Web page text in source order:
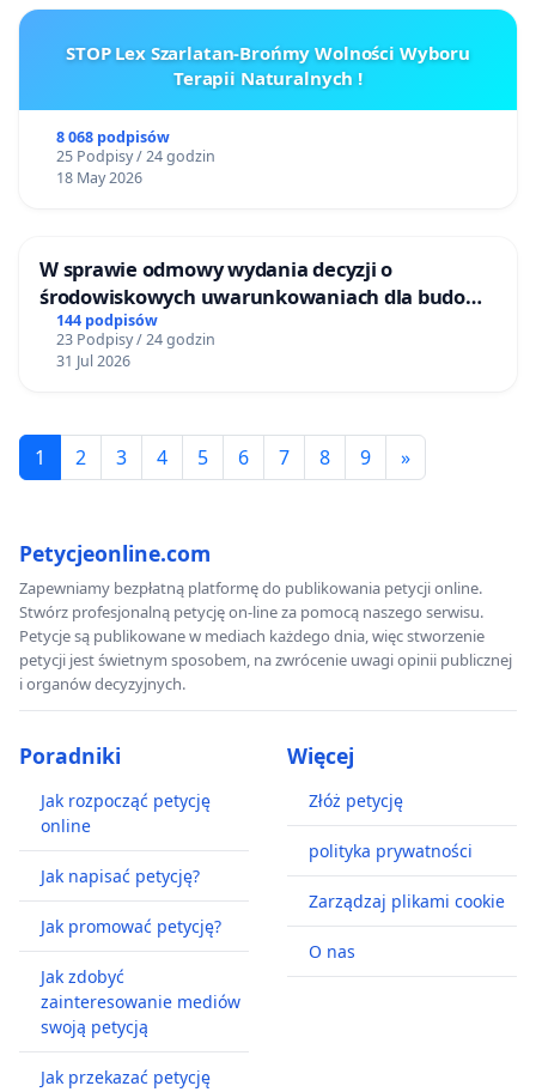
STOP Lex Szarlatan-Brońmy Wolności Wyboru
Terapii Naturalnych !
8 068 podpisów
25 Podpisy / 24 godzin
18 May 2026
W sprawie odmowy wydania decyzji o
środowiskowych uwarunkowaniach dla budowy
zakładu wytwarzania biometanu „Krynki” w
Ostrowiu Południowym oraz ochrony
mieszkańców i Puszczy Knyszyńskiej
144 podpisów
23 Podpisy / 24 godzin
31 Jul 2026
1 2 3 4 5 6 7 8 9 »
Petycjeonline.com
Zapewniamy bezpłatną platformę do publikowania petycji online.
Stwórz profesjonalną petycję on-line za pomocą naszego serwisu.
Petycje są publikowane w mediach każdego dnia, więc stworzenie
petycji jest świetnym sposobem, na zwrócenie uwagi opinii publicznej
i organów decyzyjnych.
Poradniki
Jak rozpocząć petycję
online
Jak napisać petycję?
Jak promować petycję?
Jak zdobyć
zainteresowanie mediów
swoją petycją
Jak przekazać petycję
Więcej
Złóż petycję
polityka prywatności
Zarządzaj plikami cookie
O nas